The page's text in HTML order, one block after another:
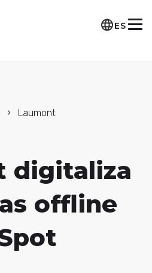
ES
Laumont
digitaliza
offline